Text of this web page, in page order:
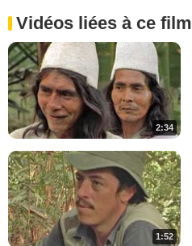
Vidéos liées à ce film
2:34
1:52